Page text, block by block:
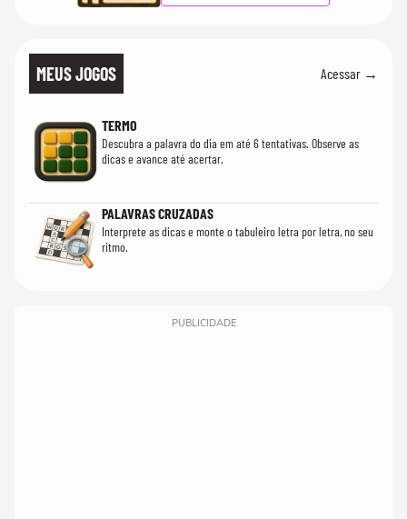
MEUS JOGOS Acessar →
TERMO
Descubra a palavra do dia em até 6 tentativas. Observe as
dicas e avance até acertar.
PALAVRAS CRUZADAS
Interprete as dicas e monte o tabuleiro letra por letra, no seu
ritmo.
PUBLICIDADE